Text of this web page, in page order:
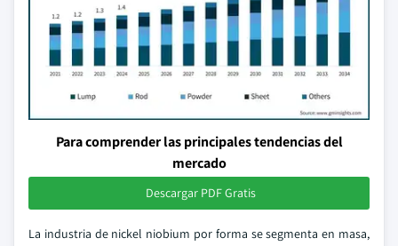
Para comprender las principales tendencias del
mercado
Descargar PDF Gratis
La industria de nickel niobium por forma se segmenta en masa,